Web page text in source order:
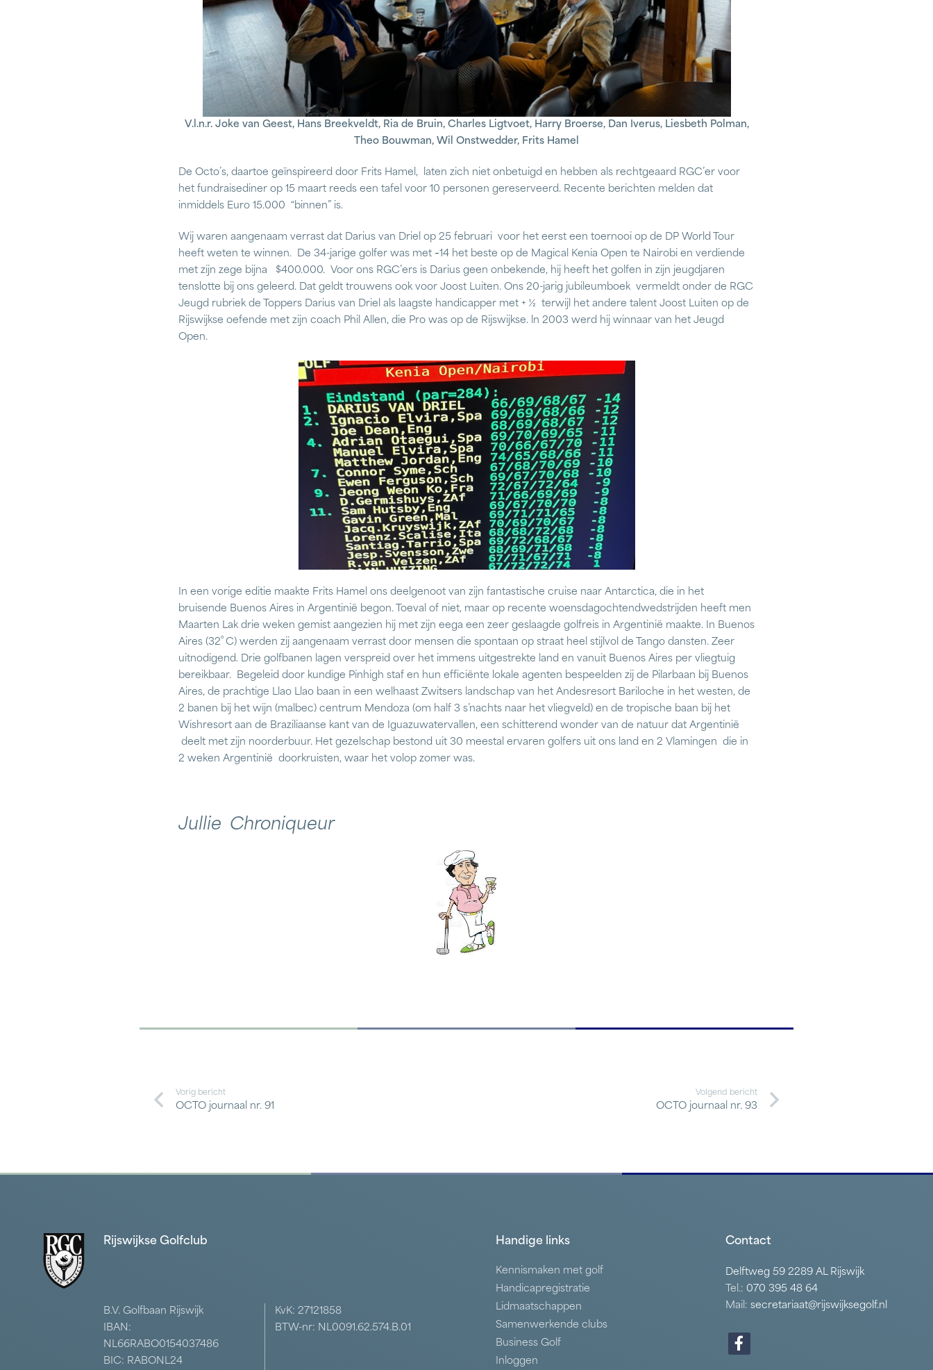
V.l.n.r. Joke van Geest, Hans Breekveldt, Ria de Bruin, Charles Ligtvoet, Harry Broerse, Dan Iverus, Liesbeth Polman,
Theo Bouwman, Wil Onstwedder, Frits Hamel
De Octo’s, daartoe geïnspireerd door Frits Hamel, laten zich niet onbetuigd en hebben als rechtgeaard RGC’er voor
het fundraisediner op 15 maart reeds een tafel voor 10 personen gereserveerd. Recente berichten melden dat
inmiddels Euro 15.000 “binnen” is.
Wij waren aangenaam verrast dat Darius van Driel op 25 februari voor het eerst een toernooi op de DP World Tour
heeft weten te winnen. De 34-jarige golfer was met –14 het beste op de Magical Kenia Open te Nairobi en verdiende
met zijn zege bijna $400.000. Voor ons RGC’ers is Darius geen onbekende, hij heeft het golfen in zijn jeugdjaren
tenslotte bij ons geleerd. Dat geldt trouwens ook voor Joost Luiten. Ons 20-jarig jubileumboek vermeldt onder de RGC
Jeugd rubriek de Toppers Darius van Driel als laagste handicapper met + ½ terwijl het andere talent Joost Luiten op de
Rijswijkse oefende met zijn coach Phil Allen, die Pro was op de Rijswijkse. ln 2003 werd hij winnaar van het Jeugd
Open.
In een vorige editie maakte Frits Hamel ons deelgenoot van zijn fantastische cruise naar Antarctica, die in het
bruisende Buenos Aires in Argentinië begon. Toeval of niet, maar op recente woensdagochtendwedstrijden heeft men
Maarten Lak drie weken gemist aangezien hij met zijn eega een zeer geslaagde golfreis in Argentinië maakte. In Buenos
Aires (32º C) werden zij aangenaam verrast door mensen die spontaan op straat heel stijlvol de Tango dansten. Zeer
uitnodigend. Drie golfbanen lagen verspreid over het immens uitgestrekte land en vanuit Buenos Aires per vliegtuig
bereikbaar. Begeleid door kundige Pinhigh staf en hun efficiënte lokale agenten bespeelden zij de Pilarbaan bij Buenos
Aires, de prachtige Llao Llao baan in een welhaast Zwitsers landschap van het Andesresort Bariloche in het westen, de
2 banen bij het wijn (malbec) centrum Mendoza (om half 3 s’nachts naar het vliegveld) en de tropische baan bij het
Wishresort aan de Braziliaanse kant van de Iguazuwatervallen, een schitterend wonder van de natuur dat Argentinië
deelt met zijn noorderbuur. Het gezelschap bestond uit 30 meestal ervaren golfers uit ons land en 2 Vlamingen die in
2 weken Argentinië doorkruisten, waar het volop zomer was.
Jullie Chroniqueur
Vorig bericht
OCTO journaal nr. 91
Volgend bericht
OCTO journaal nr. 93
Rijswijkse Golfclub
B.V. Golfbaan Rijswijk
IBAN:
NL66RABO0154037486
BIC: RABONL24
KvK: 27121858
BTW-nr: NL0091.62.574.B.01
Handige links
Kennismaken met golf
Handicapregistratie
Lidmaatschappen
Samenwerkende clubs
Business Golf
Inloggen
Contact
Delftweg 59 2289 AL Rijswijk
Tel.: 070 395 48 64
Mail: secretariaat@rijswijksegolf.nl